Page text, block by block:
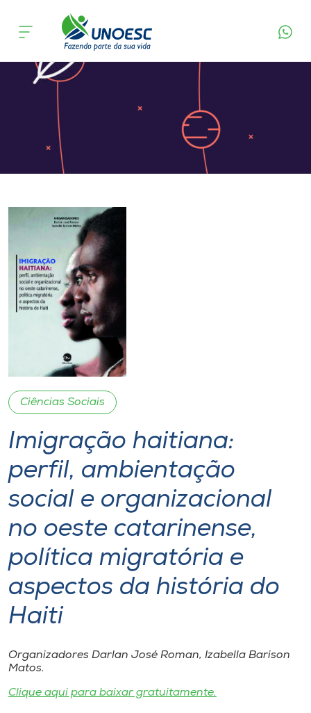
Cursos
Onde estamos
Atendimento ao Estudante
Unoesc
Internacionalização
CPA
Biblioteca
Editora
Rádio
Unoesc
Store
Ciências Sociais
Imigração haitiana:
perfil, ambientação
social e organizacional
no oeste catarinense,
política migratória e
aspectos da história do
Haiti
Organizadores Darlan José Roman, Izabella Barison
Matos.
Clique aqui para baixar gratuitamente.